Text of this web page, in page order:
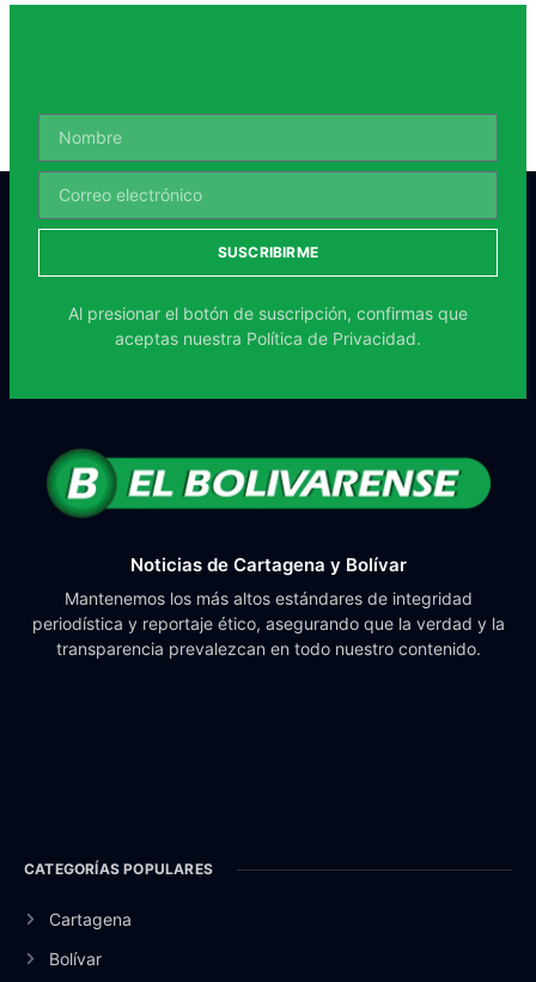
SUSCRIBIRME
Al presionar el botón de suscripción, confirmas que
aceptas nuestra Política de Privacidad.
Noticias de Cartagena y Bolívar
Mantenemos los más altos estándares de integridad
periodística y reportaje ético, asegurando que la verdad y la
transparencia prevalezcan en todo nuestro contenido.
CATEGORÍAS POPULARES
Cartagena
Bolívar